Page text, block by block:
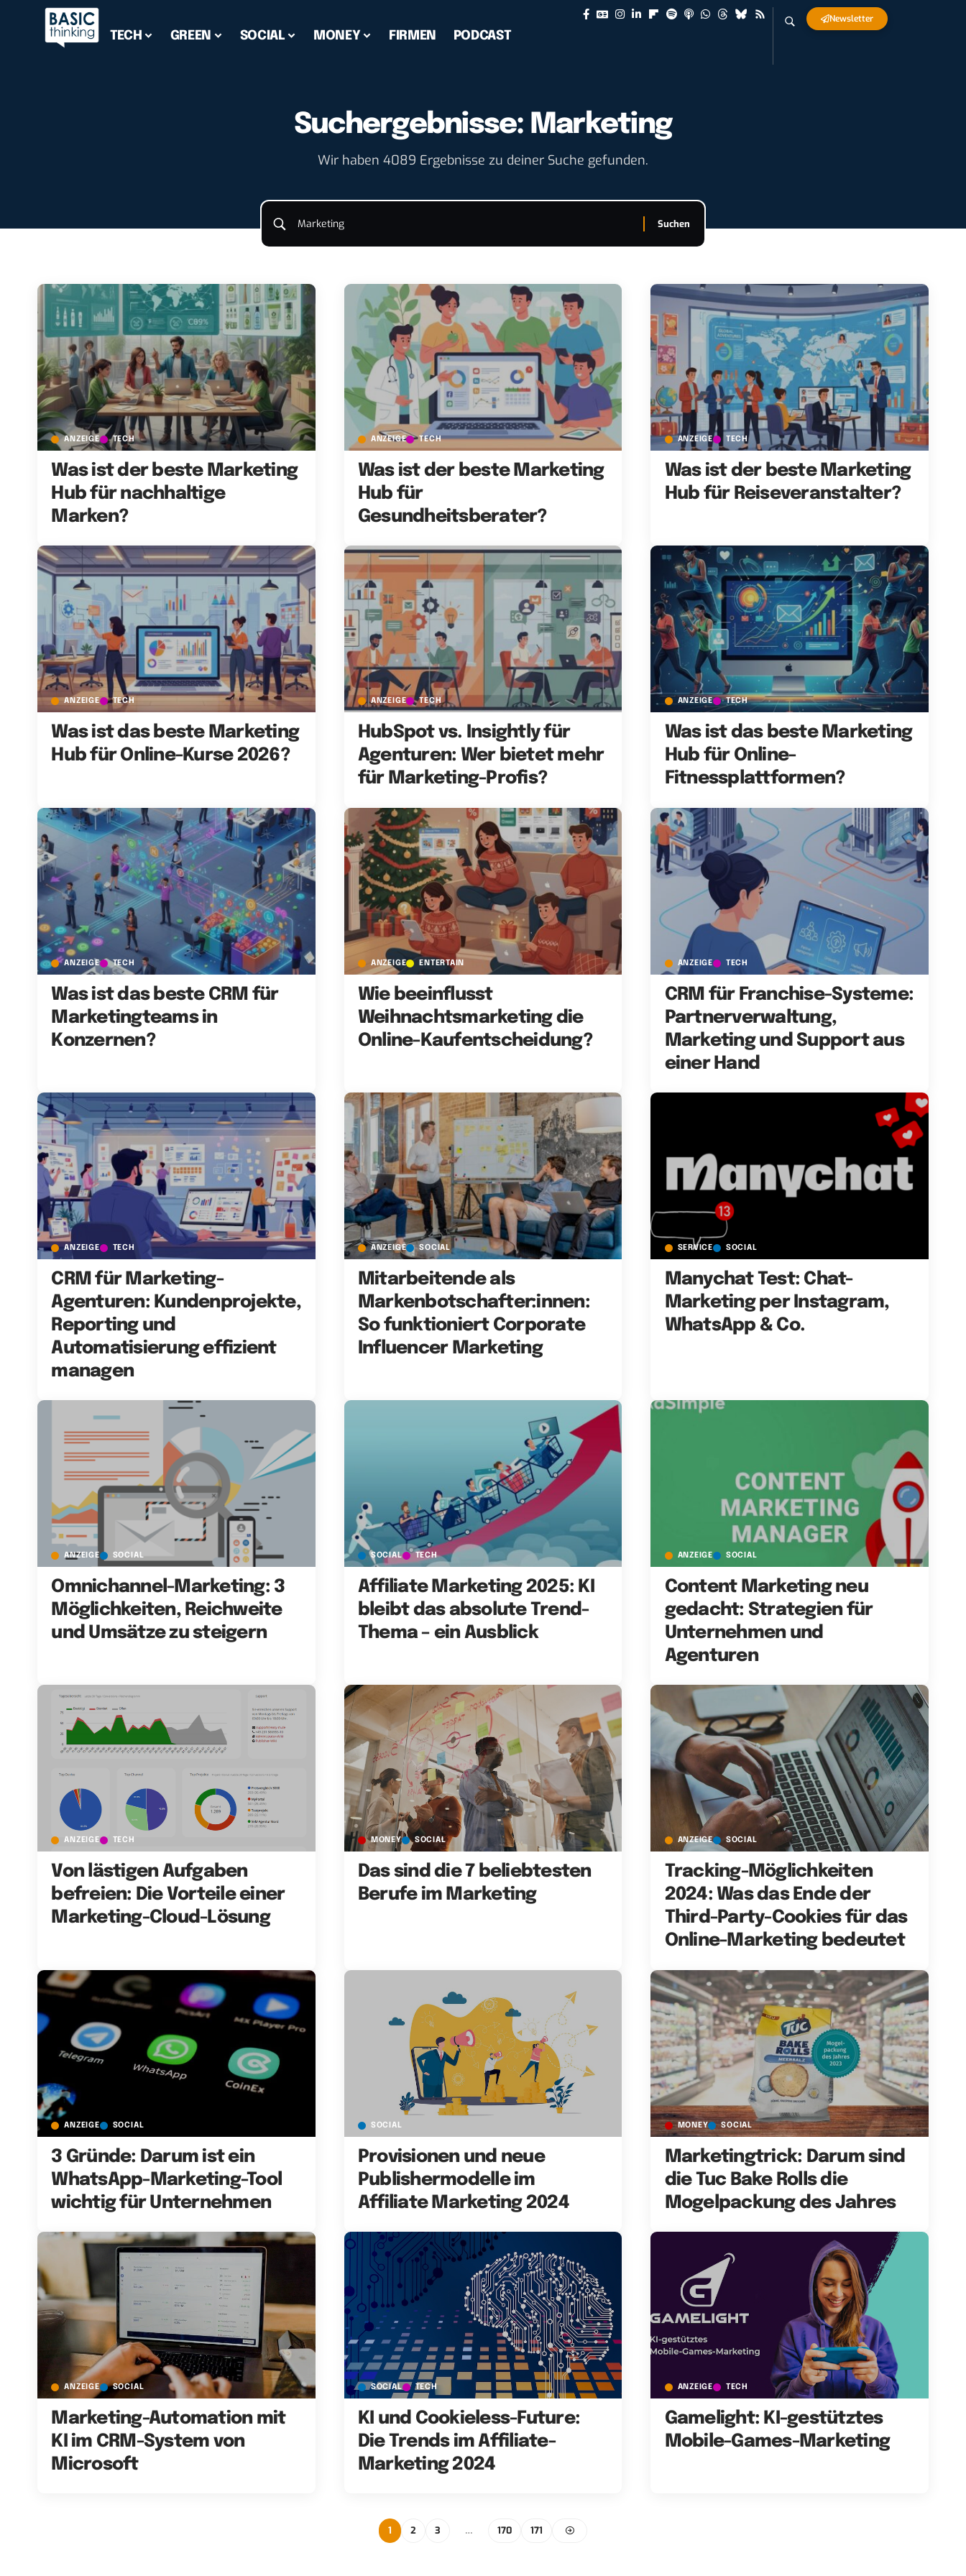
TECH GREEN SOCIAL MONEY FIRMEN PODCAST
Newsletter
Suchergebnisse: Marketing
Wir haben 4089 Ergebnisse zu deiner Suche gefunden.
ANZEIGE TECH
Was ist der beste Marketing
Hub für nachhaltige
Marken?
ANZEIGE TECH
Was ist der beste Marketing
Hub für
Gesundheitsberater?
ANZEIGE TECH
Was ist der beste Marketing
Hub für Reiseveranstalter?
ANZEIGE TECH
Was ist das beste Marketing
Hub für Online-Kurse 2026?
ANZEIGE TECH
HubSpot vs. Insightly für
Agenturen: Wer bietet mehr
für Marketing-Profis?
ANZEIGE TECH
Was ist das beste Marketing
Hub für Online-
Fitnessplattformen?
ANZEIGE TECH
Was ist das beste CRM für
Marketingteams in
Konzernen?
ANZEIGE ENTERTAIN
Wie beeinflusst
Weihnachtsmarketing die
Online-Kaufentscheidung?
ANZEIGE TECH
CRM für Franchise-Systeme:
Partnerverwaltung,
Marketing und Support aus
einer Hand
ANZEIGE TECH
CRM für Marketing-
Agenturen: Kundenprojekte,
Reporting und
Automatisierung effizient
managen
ANZEIGE SOCIAL
Mitarbeitende als
Markenbotschafter:innen:
So funktioniert Corporate
Influencer Marketing
SERVICE SOCIAL
Manychat Test: Chat-
Marketing per Instagram,
WhatsApp & Co.
ANZEIGE SOCIAL
Omnichannel-Marketing: 3
Möglichkeiten, Reichweite
und Umsätze zu steigern
SOCIAL TECH
Affiliate Marketing 2025: KI
bleibt das absolute Trend-
Thema – ein Ausblick
ANZEIGE SOCIAL
Content Marketing neu
gedacht: Strategien für
Unternehmen und
Agenturen
ANZEIGE TECH
Von lästigen Aufgaben
befreien: Die Vorteile einer
Marketing-Cloud-Lösung
MONEY SOCIAL
Das sind die 7 beliebtesten
Berufe im Marketing
ANZEIGE SOCIAL
Tracking-Möglichkeiten
2024: Was das Ende der
Third-Party-Cookies für das
Online-Marketing bedeutet
ANZEIGE SOCIAL
3 Gründe: Darum ist ein
WhatsApp-Marketing-Tool
wichtig für Unternehmen
SOCIAL
Provisionen und neue
Publishermodelle im
Affiliate Marketing 2024
MONEY SOCIAL
Marketingtrick: Darum sind
die Tuc Bake Rolls die
Mogelpackung des Jahres
ANZEIGE SOCIAL
Marketing-Automation mit
KI im CRM-System von
Microsoft
SOCIAL TECH
KI und Cookieless-Future:
Die Trends im Affiliate-
Marketing 2024
ANZEIGE TECH
Gamelight: KI-gestütztes
Mobile-Games-Marketing
1 2 3 … 170 171